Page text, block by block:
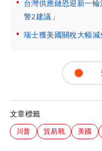
台灣供應鏈恐迎新一
警2建議」
瑞士獲美國關稅大幅
文章標籤
川普 貿易戰 美國